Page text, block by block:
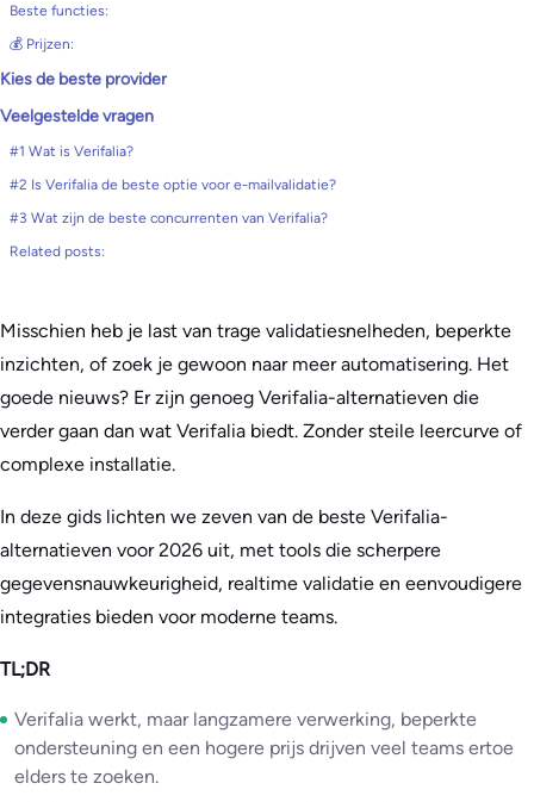
Beste functies:
💰 Prijzen:
Kies de beste provider
Veelgestelde vragen
#1 Wat is Verifalia?
#2 Is Verifalia de beste optie voor e-mailvalidatie?
#3 Wat zijn de beste concurrenten van Verifalia?
Related posts:
Misschien heb je last van trage validatiesnelheden, beperkte
inzichten, of zoek je gewoon naar meer automatisering. Het
goede nieuws? Er zijn genoeg Verifalia-alternatieven die
verder gaan dan wat Verifalia biedt. Zonder steile leercurve of
complexe installatie.
In deze gids lichten we zeven van de beste Verifalia-
alternatieven voor 2026 uit, met tools die scherpere
gegevensnauwkeurigheid, realtime validatie en eenvoudigere
integraties bieden voor moderne teams.
TL;DR
Verifalia werkt, maar langzamere verwerking, beperkte
ondersteuning en een hogere prijs drijven veel teams ertoe
elders te zoeken.